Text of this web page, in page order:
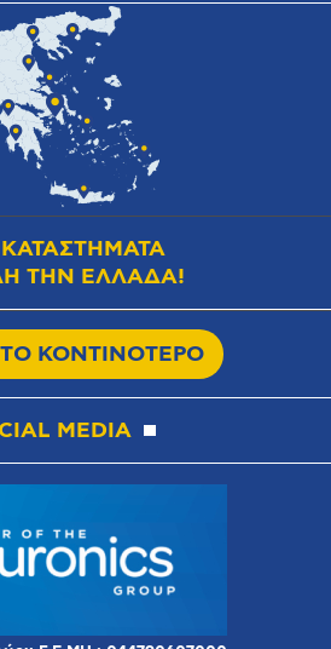
ΚΑΤΑΣΤΗΜΑΤΑ
ΤΗΝ ΕΛΛΑΔΑ!
ΤΟ ΚΟΝΤΙΝΟΤΕΡΟ
MEDIA